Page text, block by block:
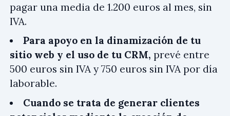
pagar una media de 1.200 euros al mes, sin
IVA.
Para apoyo en la dinamización de tu
sitio web y el uso de tu CRM, prevé entre
500 euros sin IVA y 750 euros sin IVA por día
laborable.
Cuando se trata de generar clientes